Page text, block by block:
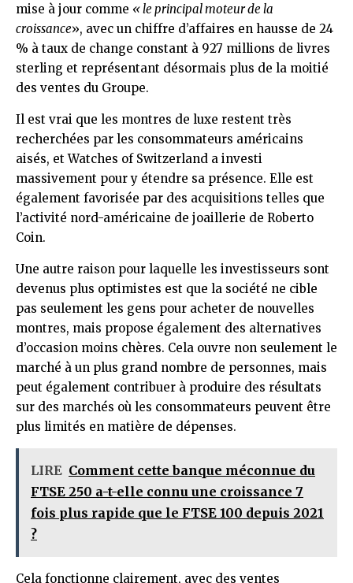
mise à jour comme « le principal moteur de la
croissance», avec un chiffre d’affaires en hausse de 24
% à taux de change constant à 927 millions de livres
sterling et représentant désormais plus de la moitié
des ventes du Groupe.
Il est vrai que les montres de luxe restent très
recherchées par les consommateurs américains
aisés, et Watches of Switzerland a investi
massivement pour y étendre sa présence. Elle est
également favorisée par des acquisitions telles que
l’activité nord-américaine de joaillerie de Roberto
Coin.
Une autre raison pour laquelle les investisseurs sont
devenus plus optimistes est que la société ne cible
pas seulement les gens pour acheter de nouvelles
montres, mais propose également des alternatives
d’occasion moins chères. Cela ouvre non seulement le
marché à un plus grand nombre de personnes, mais
peut également contribuer à produire des résultats
sur des marchés où les consommateurs peuvent être
plus limités en matière de dépenses.
LIRE Comment cette banque méconnue du
FTSE 250 a-t-elle connu une croissance 7
fois plus rapide que le FTSE 100 depuis 2021
?
Cela fonctionne clairement, avec des ventes